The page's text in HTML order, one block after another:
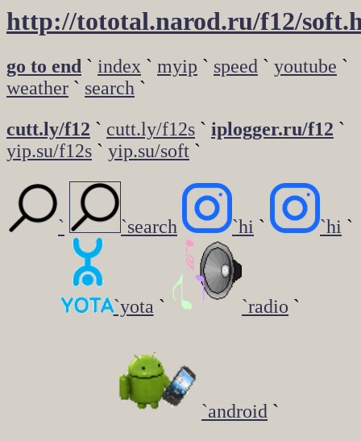
http://tototal.narod.ru/f12/
go to end ` index ` myip ` speed ` youtube `
weather ` search `
cutt.ly/f12 ` cutt.ly/f12s ` iplogger.ru/f12 `
yip.su/f12s ` yip.su/soft `
` `search `hi ` `hi `
`yota ` `radio `
`android `